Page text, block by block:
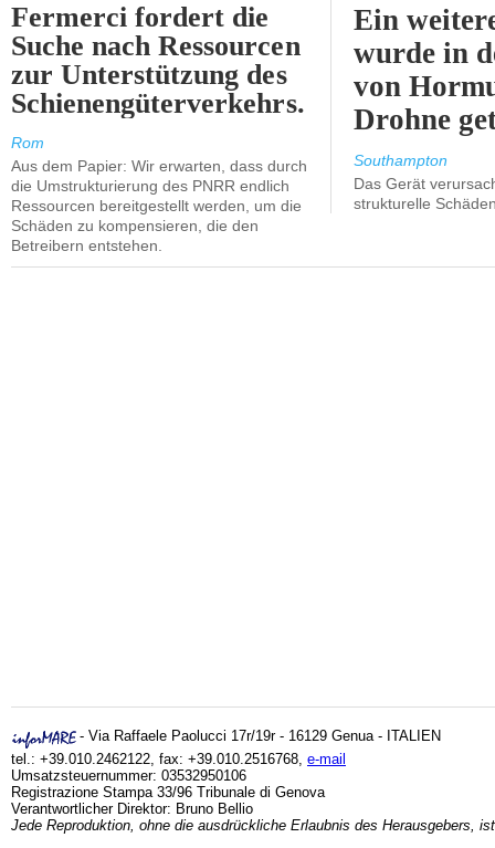
Fermerci fordert die
Suche nach Ressourcen
zur Unterstützung des
Schienengüterverkehrs.
Rom
Aus dem Papier: Wir erwarten, dass durch
die Umstrukturierung des PNRR endlich
Ressourcen bereitgestellt werden, um die
Schäden zu kompensieren, die den
Betreibern entstehen.
Ein
wurde in
von
Drohne
Southampton
Das Gerät
strukturelle
- Via Raffaele Paolucci 17r/19r - 16129 Genua - ITALIEN
tel.: +39.010.2462122, fax: +39.010.2516768, e-mail
Umsatzsteuernummer: 03532950106
Registrazione Stampa 33/96 Tribunale di Genova
Verantwortlicher Direktor: Bruno Bellio
Jede Reproduktion, ohne die ausdrückliche Erlaubnis des Herausgebers,